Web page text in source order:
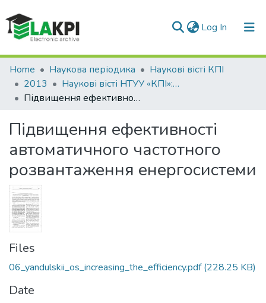
Log In (current)
Communities & Collections
All of DSpace
Home Наукова періодика
Наукові вісті КПІ
2013
Наукові вісті НТУУ «КПІ»: міжнародний науково-технічний журнал, № 1(87)
Підвищення ефективності автоматичного частотного розвантаження енергосистеми
Підвищення ефективності
автоматичного частотного
розвантаження енергосистеми
Files
06_yandulskii_os_increasing_the_efficiency.pdf(228.25 KB)
Date